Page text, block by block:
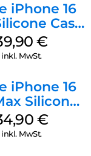
iPhone 16
Case
Plum
€
inkl. MwSt.
iPhone 16
Silicone
MagSafe
€
inkl. MwSt.